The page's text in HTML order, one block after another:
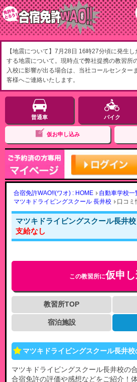
【地震について】7月28日 16時27分頃に発生
する地震について。現時点で弊社提携の教習所
入校に影響が出る場合は、当社コールセンター
客様へご連絡いたします。
普通車 バイク
仮お申し込み
合宿免許WAO!!(ワオ) : HOME
自動車学校一
マツキドライビングスクール 長井校
口コミ
マツキドライビングスクール長井校
支給なし
この教習所に仮申
教習所TOP
宿泊施設
マツキドライビングスクール長井校
マツキドライビングスクール長井校の
合宿免許の評価や感想などをご紹介！